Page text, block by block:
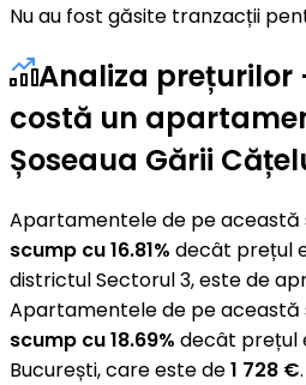
Nu au fost găsite tranzacții
Analiza
costă un
Șoseaua Gării
Apartamentele de pe această
scump cu 16.81% decât prețul
districtul Sectorul 3, este de
Apartamentele de pe această
scump cu 18.69% decât prețul
București, care este de1 728 €.